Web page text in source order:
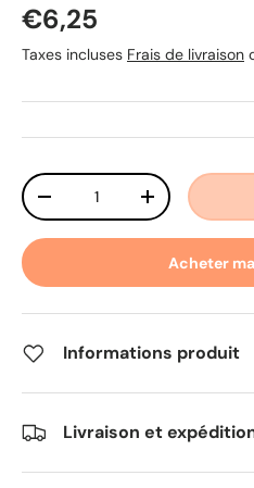
Prix habituel
€6,25
Taxes incluses Frais de livraison
Qté
Diminuer la quantitéAugmenter la
Acheter
Informations produit
Livraison et